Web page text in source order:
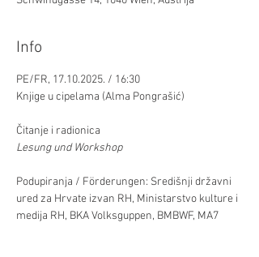
Info
PE/FR, 17.10.2025. / 16:30
Knjige u cipelama (Alma Pongrašić)
Čitanje i radionica
Lesung und Workshop
Podupiranja / Förderungen: Središnji državni
ured za Hrvate izvan RH, Ministarstvo kulture i
medija RH, BKA Volksguppen, BMBWF, MA7